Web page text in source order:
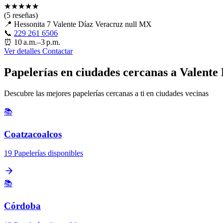
★★★★★
(5 reseñas)
📍 Hessonita 7 Valente Díaz Veracruz null MX
📞 229 261 6506
⏰ 10 a.m.–3 p.m.
Ver detalles Contactar
Papelerías en ciudades cercanas a Valente
Descubre las mejores papelerías cercanas a ti en ciudades vecinas
📚
Coatzacoalcos
19 Papelerías disponibles
📚
Córdoba